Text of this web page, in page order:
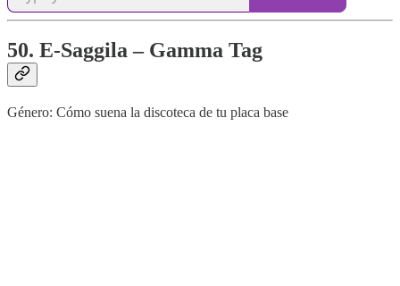
50. E-Saggila – Gamma Tag
Género: Cómo suena la discoteca de tu placa base